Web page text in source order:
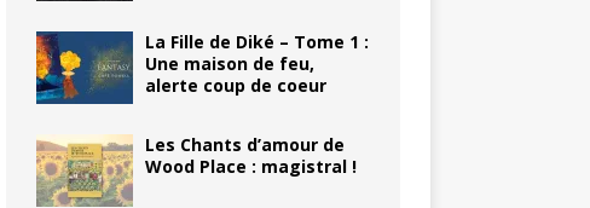
La Fille de Diké – Tome 1 :
Une maison de feu,
alerte coup de coeur
Les Chants d’amour de
Wood Place : magistral !